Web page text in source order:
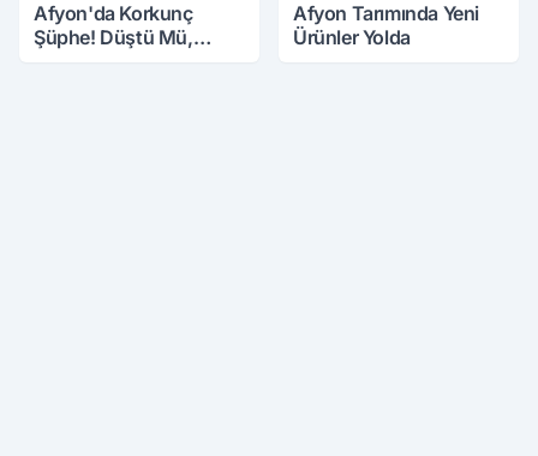
Afyon'da Korkunç
Şüphe! Düştü Mü,
Afyon Tarımında Yeni
Ürünler Yolda